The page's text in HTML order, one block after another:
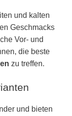
und kalten
Geschmacks
Vor- und
die beste
zu treffen.
und bieten